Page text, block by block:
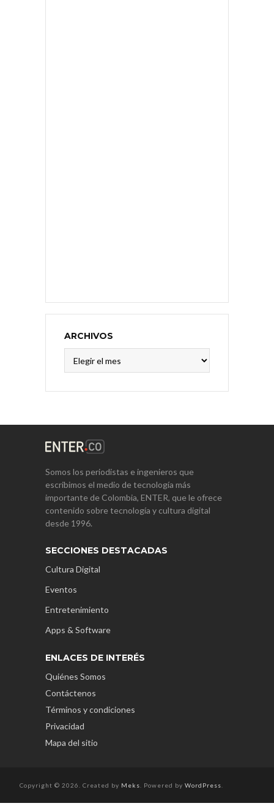
ARCHIVOS
Somos los periodistas e ingenieros que
escribimos el medio de tecnología más
importante de Colombia, ENTER, que le ofrece
contenido sobre tecnología y cultura digital
desde 1996.
SECCIONES DESTACADAS
Cultura Digital
Eventos
Entretenimiento
Apps & Software
ENLACES DE INTERÉS
Quiénes Somos
Contáctenos
Términos y condiciones
Privacidad
Mapa del sitio
Copyright © 2026. Created by Meks . Powered by WordPress